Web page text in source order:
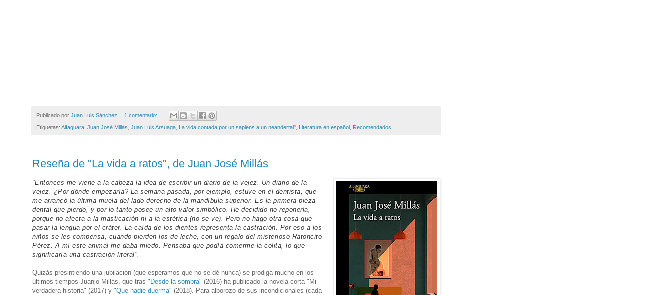
Publicado por Juan Luis Sánchez 1 comentario:
Etiquetas: Alfaguara Juan José Millás Juan Luis Arsuaga La vida contada por un sapiens a un neandertal" Literatura en español Recomendados
Reseña de "La vida a ratos", de Juan José Millás
"Entonces me viene a la cabeza la idea de escribir un diario de la vejez. Un diario de la
vejez. ¿Por dónde empezaría? La semana pasada, por ejemplo, estuve en el dentista, que
me arrancó la última muela del lado derecho de la mandíbula superior. Es la primera pieza
dental que pierdo, y por lo tanto posee un alto valor simbólico. He decidido no reponerla,
porque no afecta a la masticación ni a la estética (no se ve). Pero no hago otra cosa que
pasar la lengua por el cráter. La caída de los dientes representa la castración. Por eso a los
niños se les compensa, cuando pierden los de leche, con un regalo del misterioso Ratoncito
Pérez. A mí este animal me daba miedo. Pensaba que podía comerme la colita, lo que
significaría una castración literal".
Quizás presintiendo una jubilación (que esperamos que no se dé nunca) se prodiga mucho en los
últimos tiempos Juanjo Millás, que tras "Desde la sombra" (2016) ha publicado la novela corta "Mi
verdadera historia" (2017) y "Que nadie duerma" (2018). Para alborozo de sus incondicionales (cada